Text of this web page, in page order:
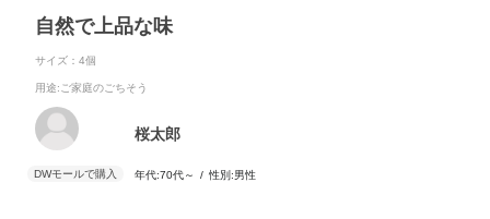
自然で上品な味
サイズ：4個
用途:ご家庭のごちそう
桜太郎
年代:70代～ 性別:男性